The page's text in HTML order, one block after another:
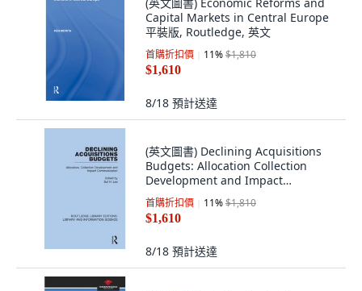
Capital Markets in Central Europe
平裝版, Routledge, 英文
首購折扣價 11%$1,810
$1,610
8/18 預計送達
(英文圖書) Declining Acquisitions
Budgets: Allocation Collection
Development and Impact
Communication 平裝版, Routledge,
英文
首購折扣價 11%$1,810
$1,610
8/18 預計送達